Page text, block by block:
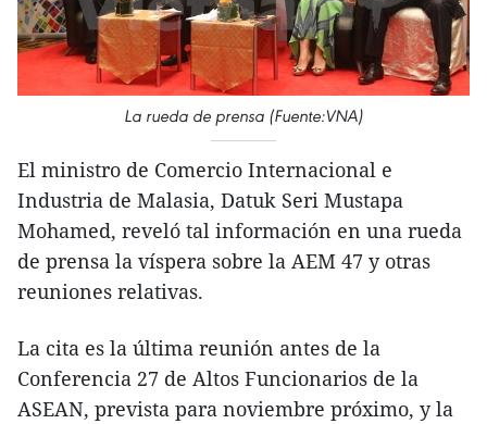
La rueda de prensa (Fuente:VNA)
El ministro de Comercio Internacional e
Industria de Malasia, Datuk Seri Mustapa
Mohamed, reveló tal información en una rueda
de prensa la víspera sobre la AEM 47 y otras
reuniones relativas.
La cita es la última reunión antes de la
Conferencia 27 de Altos Funcionarios de la
ASEAN, prevista para noviembre próximo, y la